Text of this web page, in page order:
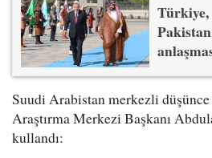
Türkiye,
Suudi Arabistan merkezli
Araştırma Merkezi Başkanı
kullandı: